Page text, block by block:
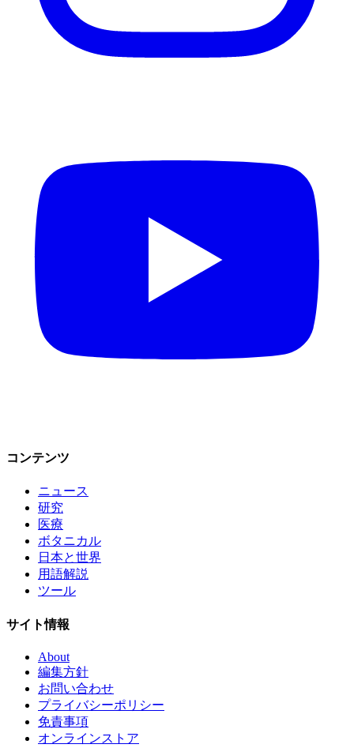
コンテンツ
ニュース
研究
医療
ボタニカル
日本と世界
用語解説
ツール
サイト情報
About
編集方針
お問い合わせ
プライバシーポリシー
免責事項
オンラインストア